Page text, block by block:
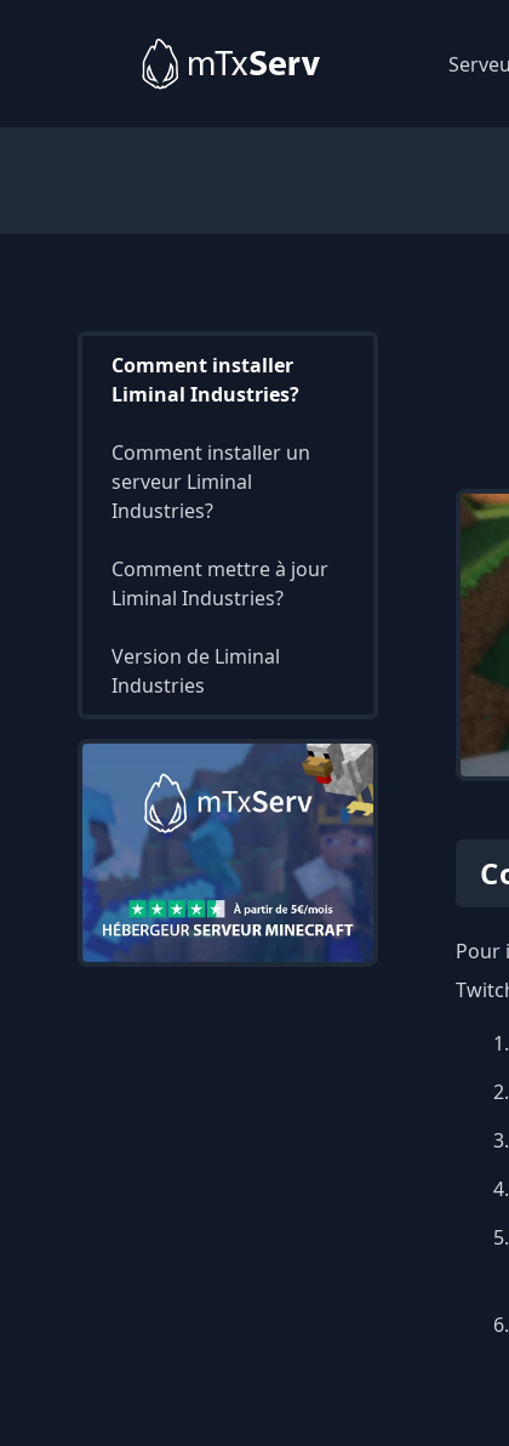
Comment installer
Liminal Industries?
Comment installer un
serveur Liminal
Industries?
Comment mettre à jour
Liminal Industries?
Version de Liminal
Industries
Pour